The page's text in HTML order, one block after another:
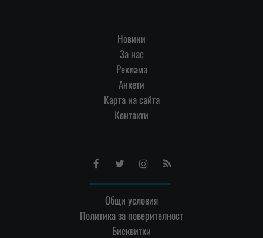
Новини
За нас
Реклама
Анкети
Карта на сайта
Контакти
FacebookTwitterInstagram
RSS
Общи условия
Политика за поверителност
Бисквитки